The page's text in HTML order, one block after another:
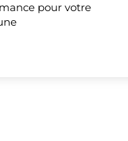
pour votre